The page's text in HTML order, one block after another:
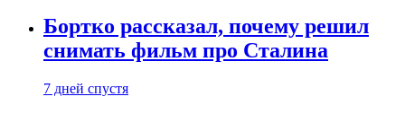
Бортко рассказал, почему решил
снимать фильм про Сталина
7 дней спустя